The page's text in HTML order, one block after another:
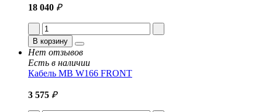
18 040 ₽
В корзину
Нет отзывов
Есть в наличии
Кабель MB W166 FRONT
3 575 ₽